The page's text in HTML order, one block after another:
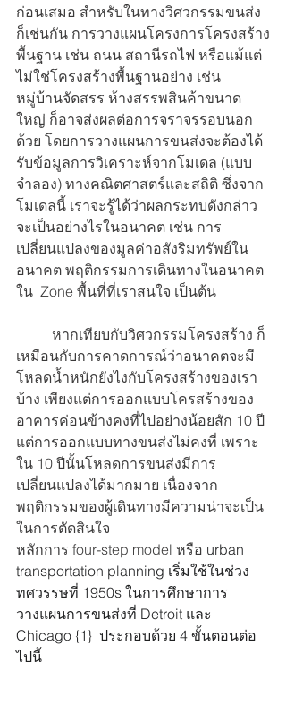
ก่อนเสมอ สำหรับในทางวิศวกรรมขนส่ง
ก็เช่นกัน การวางแผนโครงการโครงสร้าง
พื้นฐาน เช่น ถนน สถานีรถไฟ หรือแม้แต่
ไม่ใช่โครงสร้างพื้นฐานอย่าง เช่น
หมู่บ้านจัดสรร ห้างสรรพสินค้าขนาด
ใหญ่ ก็อาจส่งผลต่อการจราจรรอบนอก
ด้วย โดยการวางแผนการขนส่งจะต้องได้
รับข้อมูลการวิเคราะห์จากโมเดล (แบบ
จำลอง) ทางคณิตศาสตร์และสถิติ ซึ่งจาก
โมเดลนี้ เราจะรู้ได้ว่าผลกระทบดังกล่าว
จะเป็นอย่างไรในอนาคต เช่น การ
เปลี่ยนแปลงของมูลค่าอสังริมทรัพย์ใน
อนาคต พฤติกรรมการเดินทางในอนาคต
ใน  Zone พื้นที่ที่เราสนใจ เป็นต้น
เหมือนกับการคาดการณ์ว่าอนาคตจะมี
โหลดน้ำหนักยังไงกับโครงสร้างของเรา
บ้าง เพียงแต่การออกแบบโครสร้างของ
อาคารค่อนข้างคงที่ไปอย่างน้อยสัก 10 ปี
แต่การออกแบบทางขนส่งไม่คงที่ เพราะ
ใน 10 ปีนั้นโหลดการขนส่งมีการ
เปลี่ยนแปลงได้มากมาย เนื่องจาก
พฤติกรรมของผู้เดินทางมีความน่าจะเป็น
ในการตัดสินใจ
หลักการ four-step model หรือ urban
transportation planning เริ่มใช้ในช่วง
ทศวรรษที่ 1950s ในการศึกษาการ
วางแผนการขนส่งที่ Detroit และ
Chicago {1}  ประกอบด้วย 4 ขั้นตอนต่อ
ไปนี้